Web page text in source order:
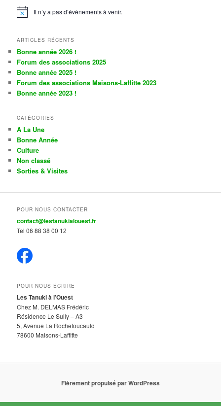
r
Notice Il n’y a pas d’évènements à venir.
ARTICLES RÉCENTS
Bonne année 2026 !
Forum des associations 2025
Bonne année 2025 !
Forum des associations Maisons-Laffitte 2023
Bonne année 2023 !
CATÉGORIES
A La Une
Bonne Année
Culture
Non classé
Sorties & Visites
POUR NOUS CONTACTER
contact@lestanukialouest.fr
Tel 06 88 38 00 12
POUR NOUS ÉCRIRE
Les Tanuki à l’Ouest
Chez M. DELMAS Frédéric
Résidence Le Sully – A3
5, Avenue La Rochefoucauld
78600 Maisons-Laffitte
Fièrement propulsé par WordPress